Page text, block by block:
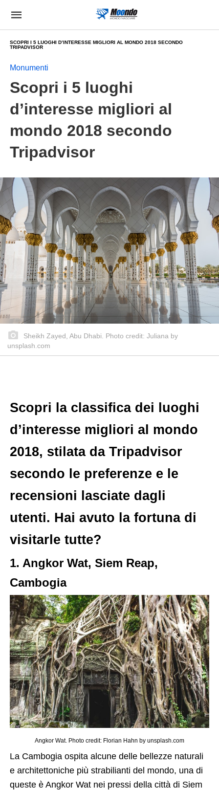
SCOPRI I 5 LUOGHI D’INTERESSE MIGLIORI AL MONDO 2018 SECONDO
TRIPADVISOR
Monumenti
Scopri i 5 luoghi
d’interesse migliori al
mondo 2018 secondo
Tripadvisor
Sheikh Zayed, Abu Dhabi. Photo credit: Juliana by
unsplash.com
Scopri la classifica dei luoghi
d’interesse migliori al mondo
2018, stilata da Tripadvisor
secondo le preferenze e le
recensioni lasciate dagli
utenti. Hai avuto la fortuna di
visitarle tutte?
1. Angkor Wat, Siem Reap,
Cambogia
Angkor Wat. Photo credit: Florian Hahn by unsplash.com
La Cambogia ospita alcune delle bellezze naturali
e architettoniche più strabilianti del mondo, una di
queste è Angkor Wat nei pressi della città di Siem